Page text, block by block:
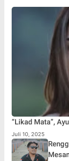
“Likad Mata”,
Juli 10, 2025